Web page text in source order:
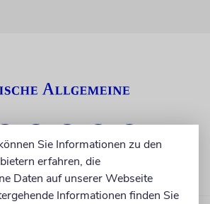
Sie Informationen zu den
erfahren, die
Daten auf unserer Webseite
Informationen finden Sie